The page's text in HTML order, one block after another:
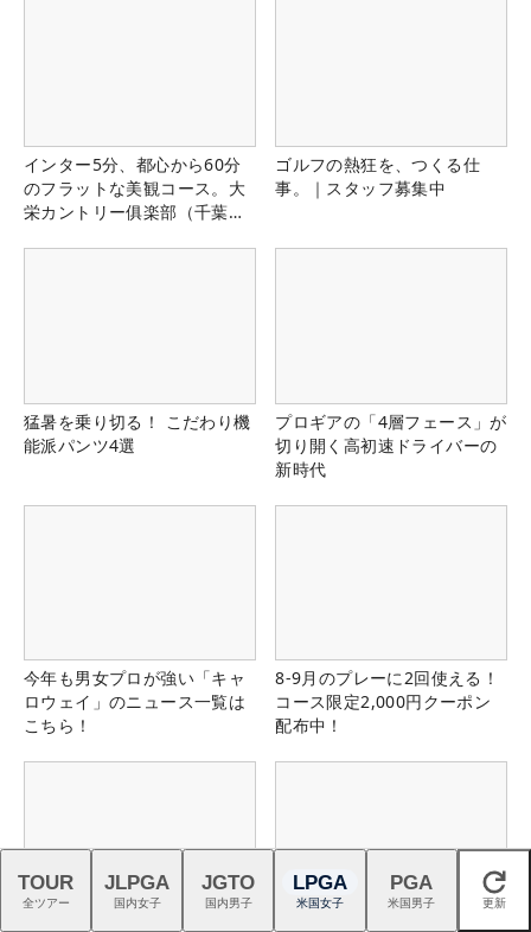
インター5分、都心から60分
のフラットな美観コース。大
栄カントリー俱楽部（千葉
ゴルフの熱狂を、つくる仕
事。｜スタッフ募集中
猛暑を乗り切る！ こだわり機
能派パンツ4選
プロギアの「4層フェース」が
切り開く高初速ドライバーの
新時代
今年も男女プロが強い「キャ
ロウェイ」のニュース一覧は
こちら！
8-9月のプレーに2回使える！
コース限定2,000円クーポン
配布中！
閉じる
TOUR
全ツアー
JLPGA
国内女子
JGTO
国内男子
LPGA
米国女子
PGA
米国男子 更新